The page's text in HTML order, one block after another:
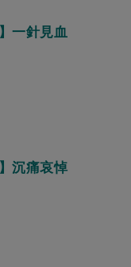
一針見血
沉痛哀悼